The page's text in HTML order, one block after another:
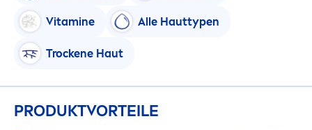
Vitamine Alle Hauttypen
Trockene Haut
PRODUKTVORTEILE